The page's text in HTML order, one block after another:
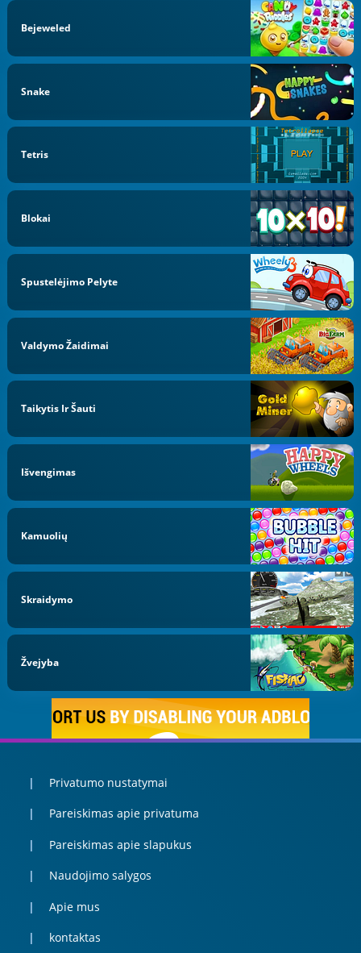
Bejeweled
Snake
Tetris
Blokai
Spustelėjimo Pelyte
Valdymo Žaidimai
Taikytis Ir Šauti
Išvengimas
Kamuolių
Skraidymo
Žvejyba
Privatumo nustatymai
Pareiskimas apie privatuma
Pareiskimas apie slapukus
Naudojimo salygos
Apie mus
kontaktas